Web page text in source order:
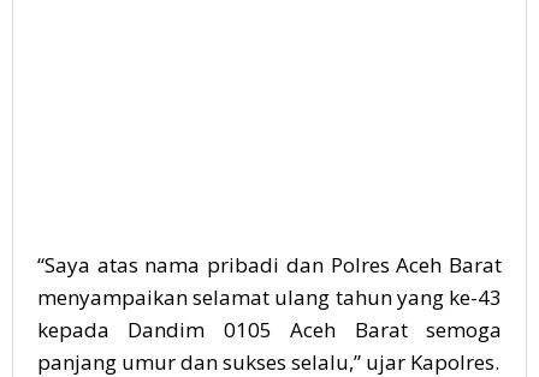
“Saya atas nama pribadi dan Polres Aceh Barat
menyampaikan selamat ulang tahun yang ke-43
kepada Dandim 0105 Aceh Barat semoga
panjang umur dan sukses selalu,” ujar Kapolres.